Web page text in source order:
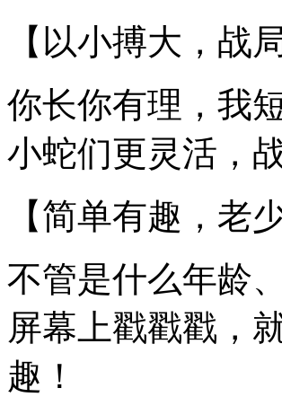
【以小搏大，战
你长你有理，我
小蛇们更灵活，
【简单有趣，老
不管是什么年龄
屏幕上戳戳戳，
趣！